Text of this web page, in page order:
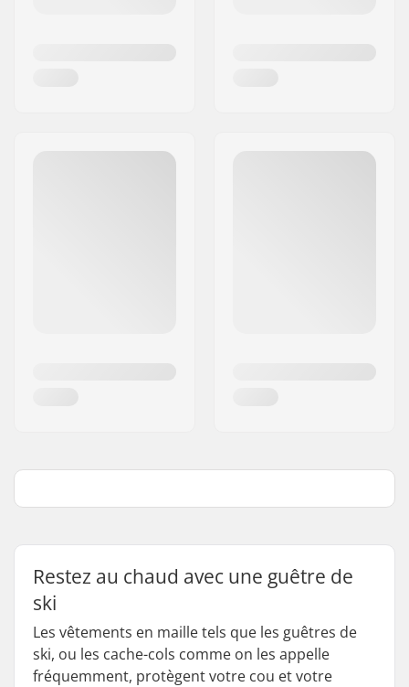
Restez au chaud avec une guêtre de
ski
Les vêtements en maille tels que les guêtres de
ski, ou les cache-cols comme on les appelle
fréquemment, protègent votre cou et votre